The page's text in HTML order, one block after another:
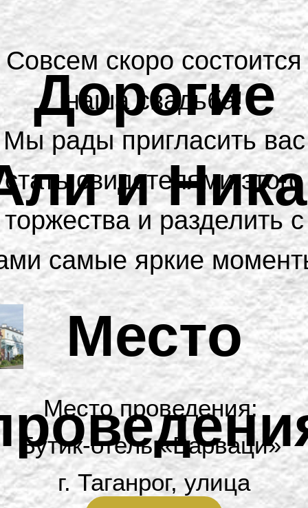
Дорогие
и
Совсем скоро состоится
наша свадьба!
Мы рады пригласить вас
стать свидетелями этого
торжества и разделить с
самые яркие
Место
Место проведения:
Бутик-отель «Варваци»
г. Таганрог, улица